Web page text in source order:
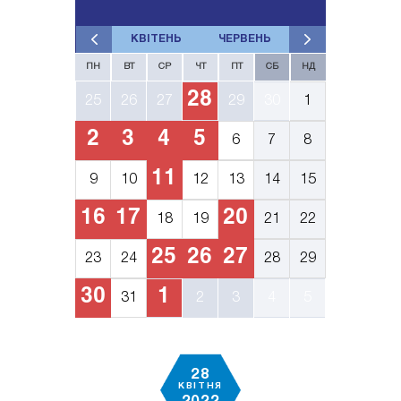
КВІТЕНЬ ЧЕРВЕНЬ
ПН ВТ СР ЧТ ПТ СБ НД
25 26 27 28 29 1
2 3 4 5 6 7 8
9 10 11 12 13 14 15
16 17 18 19 20 21 22
23 24 25 26 27 28 29
30 31 1 2 3
28
КВІТНЯ